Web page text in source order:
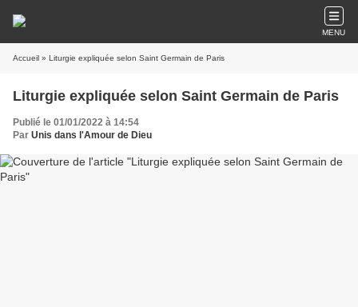
MENU
Accueil » Liturgie expliquée selon Saint Germain de Paris
Liturgie expliquée selon Saint Germain de Paris
Publié le 01/01/2022 à 14:54
Par Unis dans l'Amour de Dieu